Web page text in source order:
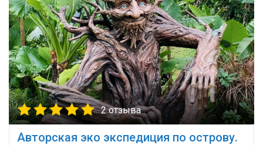
2 отзыва
Авторская эко экспедиция по острову.